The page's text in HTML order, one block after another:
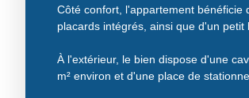
Côté confort, l'appartement
placards intégrés, ainsi que d'un
À l'extérieur, le bien dispose d'une
m² environ et d'une place de